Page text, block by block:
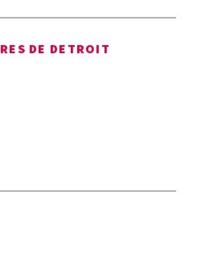
DE DETROIT